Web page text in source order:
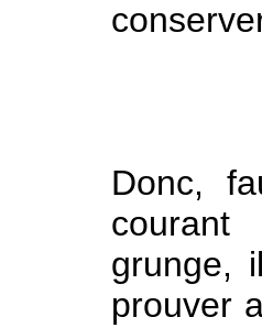
Donc,
grunge,
prouver